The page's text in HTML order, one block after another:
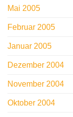
Mai 2005
Februar 2005
Januar 2005
Dezember 2004
November 2004
Oktober 2004